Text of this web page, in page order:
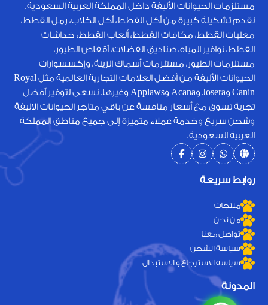
مستلزمات الحيوانات الأليفة داخل المملكة العربية السعودية.
نقدم تشكيلة كبيرة من أكل القطط، أكل الكلاب، رمل القطط،
معلبات القطط، مكافآت القطط، ألعاب القطط، خداشات
القطط، نوافير المياه، صناديق الفضلات، أقفاص الطيور،
مستلزمات الطيور، مستلزمات أسماك الزينة، وإكسسوارات
الحيوانات الأليفة من أفضل العلامات التجارية العالمية مثل Royal
Canin وJosera وAcana وApplaws وغيرها. نسعى لتوفير أفضل
تجربة تسوق مع أسعار منافسة عن باقي متاجر الحيوانات الاليفة
وشحن سريع وخدمة عملاء متميزة إلى جميع مناطق المملكة
العربية السعودية.
روابط سريعة
منتجات
من نحن
تواصل معنا
سياسة الشحن
سياسه الاسترجاع و الاستبدال
المدونة